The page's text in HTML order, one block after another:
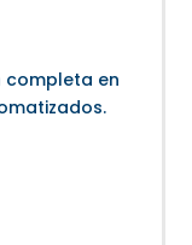
completa en